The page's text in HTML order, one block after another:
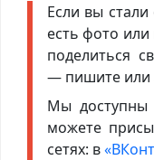
Если вы
есть фото
поделиться
— пишите или
Мы доступны
можете
сетях: в